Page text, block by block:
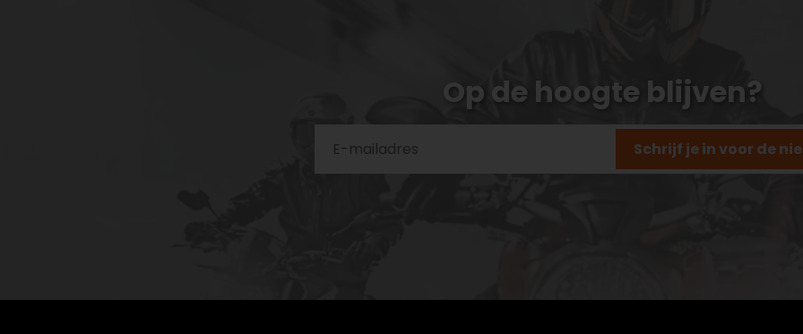
Op de hoogte blijven?
Schrijf je in voor de